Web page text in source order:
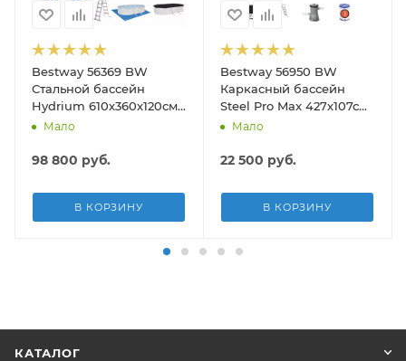
Bestway 56369 BW
Стальной бассейн
Hydrium 610х360х120см,
19929л, песч.фил.-нас
подст.
Мало
98 800 руб.
В КОРЗИНУ
Bestway 56950 BW
Каркасный бассейн
Steel Pro Max 427х107см,
13030л, фил.-насос
Мало
22 500 руб.
В КОРЗИНУ
КАТАЛОГ